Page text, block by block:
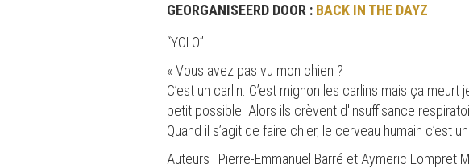
GEORGANISEERD DOOR : BACK IN THE DAYZ
“YOLO”
« Vous avez pas vu mon chien ?
C’est un carlin. C’est mignon les carlins mais ça
petit possible. Alors ils crèvent d'insuffisance
Quand il s’agit de faire chier, le cerveau humain c’est
Auteurs : Pierre-Emmanuel Barré et Aymeric Lompret